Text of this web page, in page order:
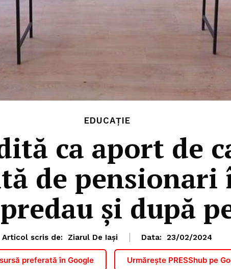
EDUCAȚIE
ca aport de
de pensionari
și după
Articol scris de: Ziarul De Iași Data: 23/02/2024
preferată în Google Urmărește PRESShub pe